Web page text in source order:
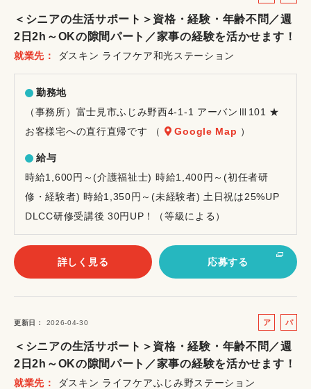
バ
イ
ト
＜シニアの生活サポート＞資格・経験・年齢不問／週
2日2h～OKの隙間パート／家事の経験を活かせます！
就業先 ダスキン ライフケア和光ステーション
勤務地
（事務所）富士見市ふじみ野西4-1-1 アーバンⅢ101 ★
お客様宅への直行直帰です （
Google Map ）
給与
時給1,600円～(介護福祉士) 時給1,400円～(初任者研
修・経験者) 時給1,350円～(未経験者) 土日祝は25%UP
DLCC研修受講後 30円UP！（等級による）
詳しく見る 応募する
更新日 2026-04-30
ア
バ
イ
パ
ト
＜シニアの生活サポート＞資格・経験・年齢不問／週
2日2h～OKの隙間パート／家事の経験を活かせます！
就業先 ダスキン ライフケアふじみ野ステーション